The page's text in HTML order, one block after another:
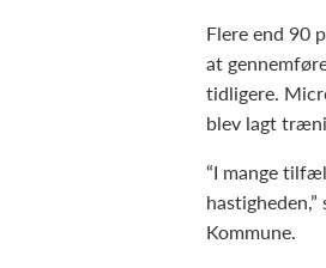
Flere end 90
at
tidligere.
blev lagt
“I mange
Kommune.